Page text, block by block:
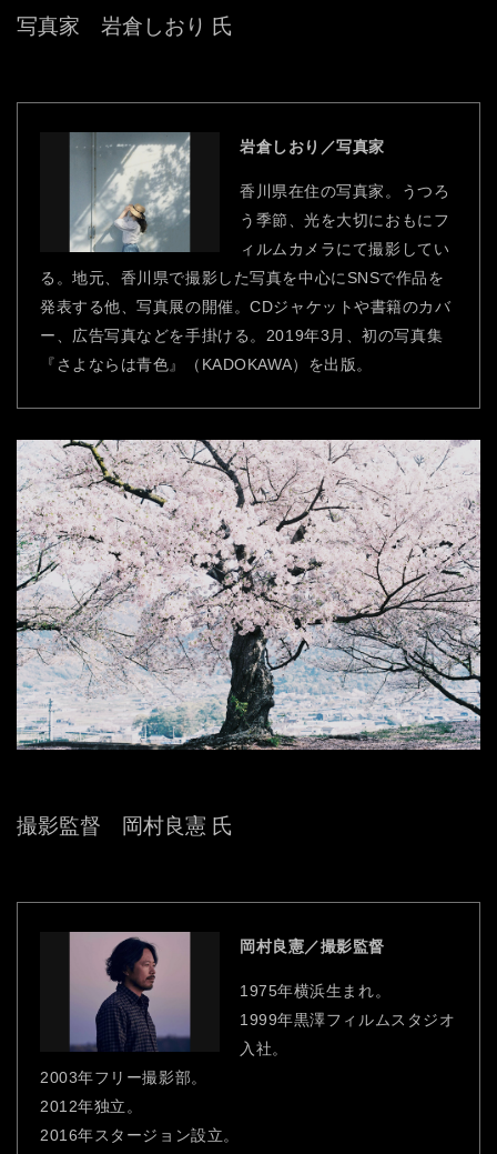
写真家 岩倉しおり 氏
岩倉しおり／写真家
香川県在住の写真家。うつろ
う季節、光を大切におもにフ
ィルムカメラにて撮影してい
る。地元、香川県で撮影した写真を中心にSNSで作品を
発表する他、写真展の開催。CDジャケットや書籍のカバ
ー、広告写真などを手掛ける。2019年3月、初の写真集
『さよならは青色』（KADOKAWA）を出版。
撮影監督 岡村良憲 氏
岡村良憲／撮影監督
1975年横浜生まれ。
1999年黒澤フィルムスタジオ
入社。
2003年フリー撮影部。
2012年独立。
2016年スタージョン設立。